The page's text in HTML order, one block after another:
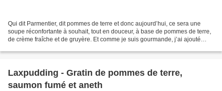
Qui dit Parmentier, dit pommes de terre et donc aujourd’hui, ce sera une
soupe réconfortante à souhait, tout en douceur, à base de pommes de terre,
de crème fraîche et de gruyère. Et comme je suis gourmande, j’ai ajouté
Laxpudding - Gratin de pommes de terre,
saumon fumé et aneth